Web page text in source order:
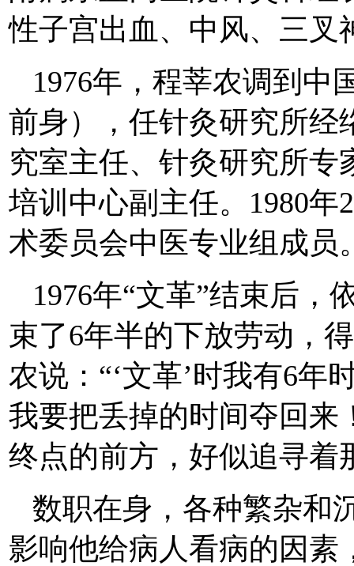
性子宫出血、中风、三叉
1976年，程莘农调到中
前身），任针灸研究所经
究室主任、针灸研究所
培训中心副主任。1980
术委员会中医专业组成员
1976年“文革”结束后，
束了6年半的下放劳动，
农说：“‘文革’时我有6年
我要把丢掉的时间夺回来
终点的前方，好似追寻着
数职在身，各种繁杂和
影响他给病人看病的因素